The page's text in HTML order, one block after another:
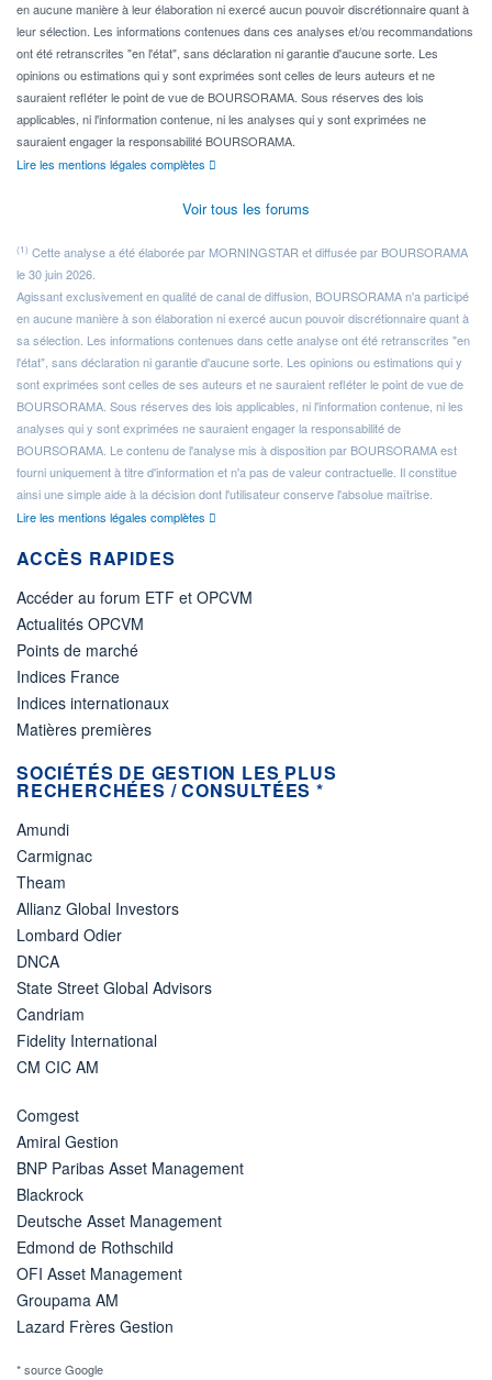
en aucune manière à leur élaboration ni exercé aucun pouvoir discrétionnaire quant à
leur sélection. Les informations contenues dans ces analyses et/ou recommandations
ont été retranscrites "en l'état", sans déclaration ni garantie d'aucune sorte. Les
opinions ou estimations qui y sont exprimées sont celles de leurs auteurs et ne
sauraient refléter le point de vue de BOURSORAMA. Sous réserves des lois
applicables, ni l'information contenue, ni les analyses qui y sont exprimées ne
sauraient engager la responsabilité BOURSORAMA.
Lire les mentions légales complètes
Voir tous les forums
(1) Cette analyse a été élaborée par MORNINGSTAR et diffusée par BOURSORAMA
le 30 juin 2026.
Agissant exclusivement en qualité de canal de diffusion, BOURSORAMA n'a participé
en aucune manière à son élaboration ni exercé aucun pouvoir discrétionnaire quant à
sa sélection. Les informations contenues dans cette analyse ont été retranscrites "en
l'état", sans déclaration ni garantie d'aucune sorte. Les opinions ou estimations qui y
sont exprimées sont celles de ses auteurs et ne sauraient refléter le point de vue de
BOURSORAMA. Sous réserves des lois applicables, ni l'information contenue, ni les
analyses qui y sont exprimées ne sauraient engager la responsabilité de
BOURSORAMA. Le contenu de l'analyse mis à disposition par BOURSORAMA est
fourni uniquement à titre d'information et n'a pas de valeur contractuelle. Il constitue
ainsi une simple aide à la décision dont l'utilisateur conserve l'absolue maîtrise.
Lire les mentions légales complètes
ACCÈS RAPIDES
Accéder au forum ETF et OPCVM
Actualités OPCVM
Points de marché
Indices France
Indices internationaux
Matières premières
SOCIÉTÉS DE GESTION LES PLUS
RECHERCHÉES / CONSULTÉES *
Amundi
Carmignac
Theam
Allianz Global Investors
Lombard Odier
DNCA
State Street Global Advisors
Candriam
Fidelity International
CM CIC AM
Comgest
Amiral Gestion
BNP Paribas Asset Management
Blackrock
Deutsche Asset Management
Edmond de Rothschild
OFI Asset Management
Groupama AM
Lazard Frères Gestion
* source Google